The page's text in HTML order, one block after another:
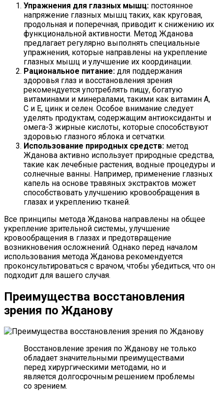
Упражнения для глазных мышц: постоянное
напряжение глазных мышц таких, как круговая,
продольная и поперечная, приводит к снижению их
функциональной активности. Метод Жданова
предлагает регулярно выполнять специальные
упражнения, которые направлены на укрепление
глазных мышц и улучшение их координации.
Рациональное питание: для поддержания
здоровья глаз и восстановления зрения
рекомендуется употреблять пищу, богатую
витаминами и минералами, такими как витамин А,
C и E, цинк и селен. Особое внимание следует
уделять продуктам, содержащим антиоксиданты и
омега-3 жирные кислоты, которые способствуют
здоровью глазного яблока и сетчатки.
Использование природных средств: метод
Жданова активно использует природные средства,
такие как лечебные растения, водные процедуры и
солнечные ванны. Например, применение глазных
капель на основе травяных экстрактов может
способствовать улучшению кровообращения в
глазах и укреплению тканей.
Все принципы метода Жданова направлены на общее
укрепление зрительной системы, улучшение
кровообращения в глазах и предотвращение
возникновения осложнений. Однако перед началом
использования метода Жданова рекомендуется
проконсультироваться с врачом, чтобы убедиться, что он
подходит для вашего случая.
Преимущества восстановления
зрения по Жданову
Восстановление зрения по Жданову не только
обладает значительными преимуществами
перед хирургическими методами, но и
является долгосрочным решением проблемы
со зрением.